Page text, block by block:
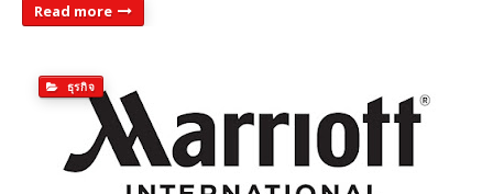
Read more
ธุรกิจ